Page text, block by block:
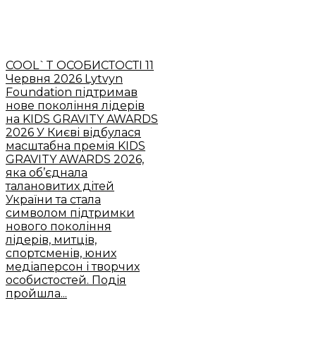
COOL`T ОСОБИСТОСТІ 11
Червня 2026 Lytvyn
Foundation підтримав
нове покоління лідерів
на KIDS GRAVITY AWARDS
2026 У Києві відбулася
масштабна премія KIDS
GRAVITY AWARDS 2026,
яка об’єднала
талановитих дітей
України та стала
символом підтримки
нового покоління
лідерів, митців,
спортсменів, юних
медіаперсон і творчих
особистостей. Подія
пройшла...